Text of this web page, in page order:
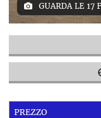
GUARDA LE 17
PREZZO